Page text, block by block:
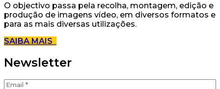
O objectivo passa pela recolha, montagem, edição e
produção de imagens vídeo, em diversos formatos e
para as mais diversas utilizações.
SAIBA MAIS
Newsletter